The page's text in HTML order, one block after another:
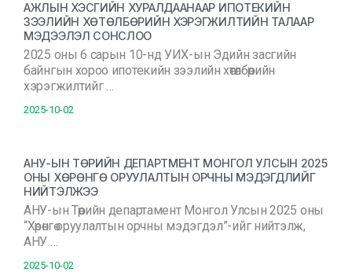
АЖЛЫН ХЭСГИЙН ХУРАЛДААНААР ИПОТЕКИЙН
ЗЭЭЛИЙН ХӨТӨЛБӨРИЙН ХЭРЭГЖИЛТИЙН ТАЛААР
МЭДЭЭЛЭЛ СОНСЛОО
2025 оны 6 сарын 10-нд УИХ-ын Эдийн засгийн
байнгын хороо ипотекийн зээлийн хөтөлбөрийн
хэрэгжилтийг …
2025-10-02
АНУ-ЫН ТӨРИЙН ДЕПАРТМЕНТ МОНГОЛ УЛСЫН 2025
ОНЫ ХӨРӨНГӨ ОРУУЛАЛТЫН ОРЧНЫ МЭДЭГДЛИЙГ
НИЙТЭЛЖЭЭ
АНУ-ын Төрийн департамент Монгол Улсын 2025 оны
“Хөрөнгө оруулалтын орчны мэдэгдэл”-ийг нийтэлж,
АНУ …
2025-10-02